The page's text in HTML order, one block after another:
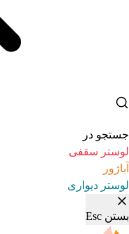
جستجو در
لوستر سقفی
آباژور
لوستر دیواری
بستن Esc